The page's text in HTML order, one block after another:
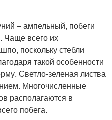
– ампельный, побеги
Чаще всего их
поскольку стебли
такой особенности
Светло-зеленая листва
Многочисленные
располагаются в
побега.